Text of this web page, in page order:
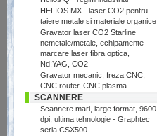
HELIOS MX - laser CO2 pentru
taiere metale si materiale organice
Gravator laser CO2 Starline
nemetale/metale, echipamente
marcare laser fibra optica,
Nd:YAG, CO2
Gravator mecanic, freza CNC,
CNC router, CNC plasma
SCANNERE
Scannere mari, large format, 9600
dpi, ultima tehnologie - Graphtec
seria CSX500